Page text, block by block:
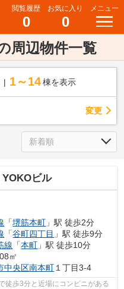
閲覧履歴
0
お気に入り
0
メニュー
周辺物件一覧
1～14 棟を表示
変更
ビル
「堺筋本町 」駅 徒歩2分
「谷町四丁目 」駅 徒歩9分
線 「本町 」駅 徒歩10分
㎡
中央区南本町１丁目3-4
徒歩3分と近場にコンビニがある